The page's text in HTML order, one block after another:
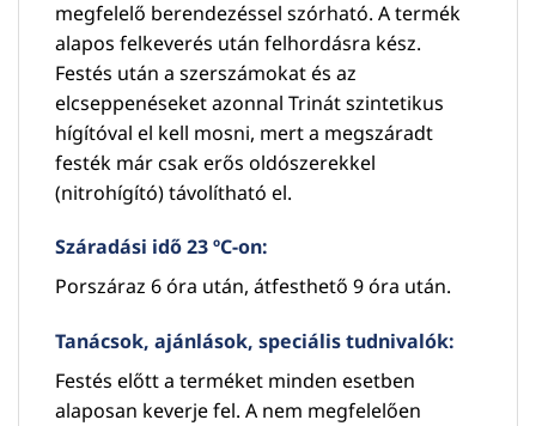
megfelelő berendezéssel szórható. A termék
alapos felkeverés után felhordásra kész.
Festés után a szerszámokat és az
elcseppenéseket azonnal Trinát szintetikus
hígítóval el kell mosni, mert a megszáradt
festék már csak erős oldószerekkel
(nitrohígító) távolítható el.
Száradási idő 23 ºC-on:
Porszáraz 6 óra után, átfesthető 9 óra után.
Tanácsok, ajánlások, speciális tudnivalók:
Festés előtt a terméket minden esetben
alaposan keverje fel. A nem megfelelően